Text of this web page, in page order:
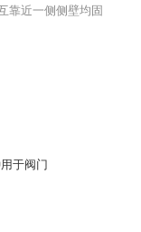
于阀门
靠近一侧侧壁均固